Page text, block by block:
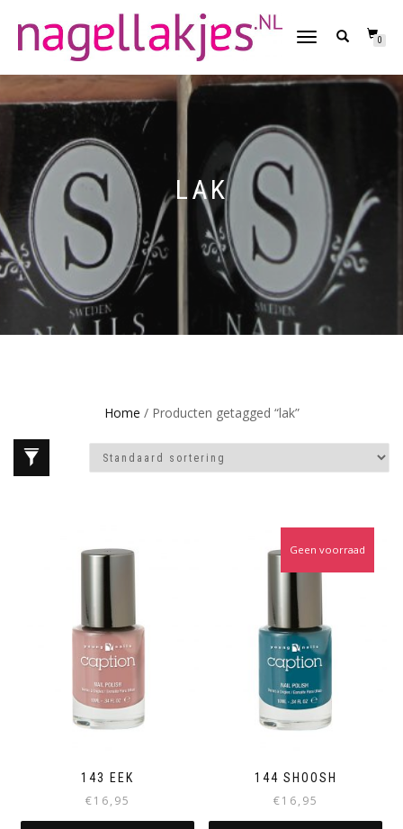
SCHAKEL
MENU
0
LAK
Home / Producten getagged “lak”
143 EEK
€16,95
144 SHOOSH
€16,95
Geen voorraad